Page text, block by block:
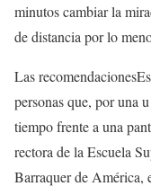
minutos cambiar la
de distancia por lo
Las
personas que, por una
tiempo frente a una
rectora de la Escuela
Barraquer de América,